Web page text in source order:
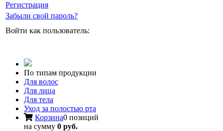
Регистрация
Забыли свой пароль?
Войти как пользователь:
По типам продукции
Для волос
Для лица
Для тела
Уход за полостью рта
Корзина0 позиций
на сумму 0 руб.